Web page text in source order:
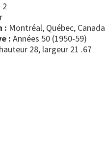
2
: Montréal, Québec, Canada
: Années 50 (1950-59)
hauteur 28, largeur 21 .67